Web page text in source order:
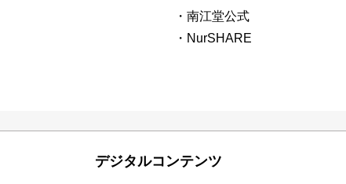
・南江堂公式
・NurSHARE
デジタルコンテンツ